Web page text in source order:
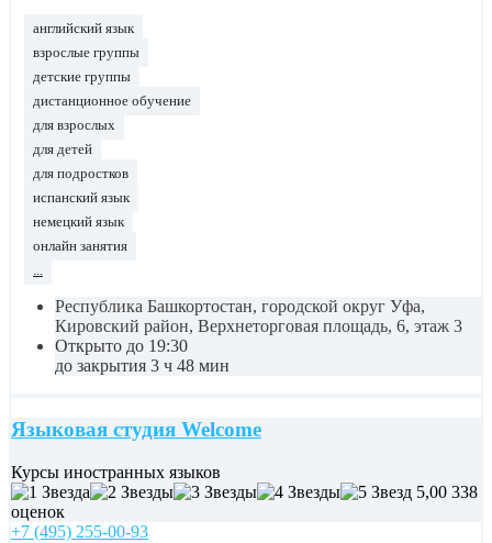
английский язык
взрослые группы
детские группы
дистанционное обучение
для взрослых
для детей
для подростков
испанский язык
немецкий язык
онлайн занятия
Республика Башкортостан, городской округ Уфа,
Кировский район, Верхнеторговая площадь, 6, этаж 3
Открыто до 19:30
до закрытия 3 ч 48 мин
Языковая студия Welcome
Курсы иностранных языков
5,00 338
оценок
+7 (495) 255-00-93